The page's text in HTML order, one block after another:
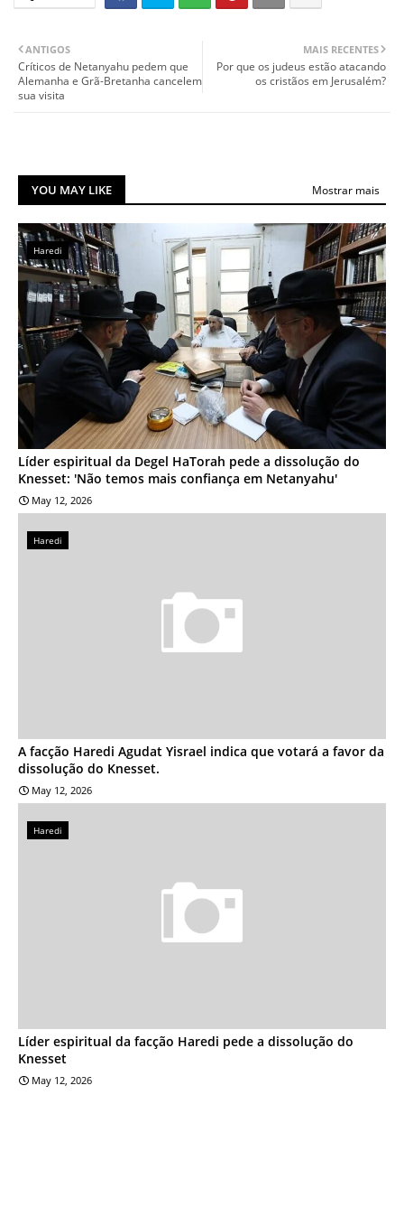
MAIS RECENTES
Por que os judeus estão atacando
os cristãos em Jerusalém?
ANTIGOS
Críticos de Netanyahu pedem que
Alemanha e Grã-Bretanha cancelem
sua visita
YOU MAY LIKE Mostrar mais
Haredi
Líder espiritual da Degel HaTorah pede a dissolução do
Knesset: 'Não temos mais confiança em Netanyahu'
May 12, 2026
Haredi
A facção Haredi Agudat Yisrael indica que votará a favor da
dissolução do Knesset.
May 12, 2026
Haredi
Líder espiritual da facção Haredi pede a dissolução do
Knesset
May 12, 2026